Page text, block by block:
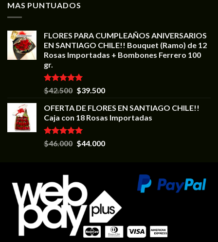
MAS PUNTUADOS
FLORES PARA CUMPLEAÑOS ANIVERSARIOS
EN SANTIAGO CHILE!! Bouquet (Ramo) de 12
Rosas Importadas + Bombones Ferrero 100
gr.
Valorado en
5.00
$42.500 $39.500
OFERTA DE FLORES EN SANTIAGO CHILE!!
Caja con 18 Rosas Importadas
Valorado en
5.00
$46.000 $44.000